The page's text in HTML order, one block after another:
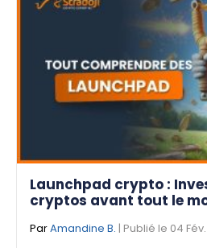
Launchpad crypto :
cryptos avant tout le
ParAmandine B. | Publié le 04